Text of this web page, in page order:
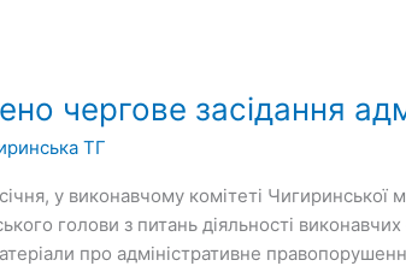
чергове засідання
ТГ
у виконавчому комітеті Чигиринської
голови з питань діяльності
про адміністративне